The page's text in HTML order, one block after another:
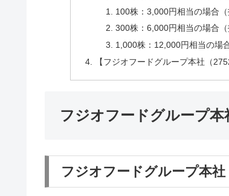
100株：3,000円相当の場合（
300株：6,000円相当の場合（
1,000株：12,000円相当の場
【フジオフードグループ本社（
フジオフードグループ本
フジオフードグループ本社